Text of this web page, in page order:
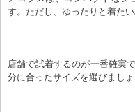
す。ただし、ゆったりと着た
店舗で試着するのが一番確実
分に合ったサイズを選びましょ